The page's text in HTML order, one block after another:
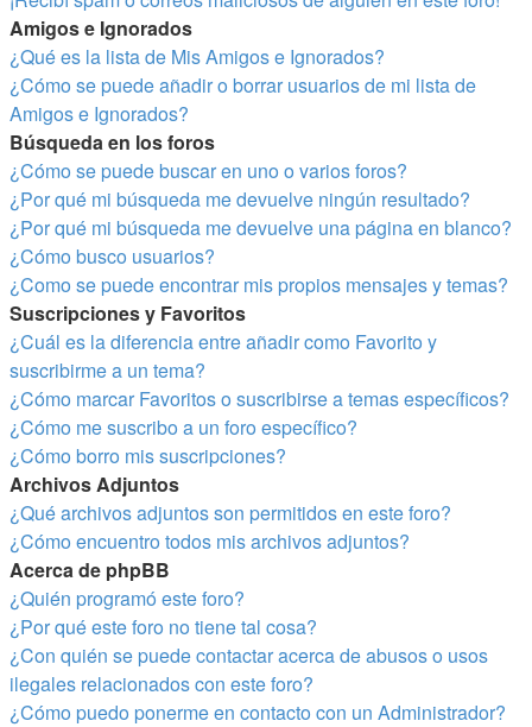
Amigos e Ignorados
¿Qué es la lista de Mis Amigos e Ignorados?
¿Cómo se puede añadir o borrar usuarios de mi lista de
Amigos e Ignorados?
Búsqueda en los foros
¿Cómo se puede buscar en uno o varios foros?
¿Por qué mi búsqueda me devuelve ningún resultado?
¿Por qué mi búsqueda me devuelve una página en blanco?
¿Cómo busco usuarios?
¿Como se puede encontrar mis propios mensajes y temas?
Suscripciones y Favoritos
¿Cuál es la diferencia entre añadir como Favorito y
suscribirme a un tema?
¿Cómo marcar Favoritos o suscribirse a temas específicos?
¿Cómo me suscribo a un foro específico?
¿Cómo borro mis suscripciones?
Archivos Adjuntos
¿Qué archivos adjuntos son permitidos en este foro?
¿Cómo encuentro todos mis archivos adjuntos?
Acerca de phpBB
¿Quién programó este foro?
¿Por qué este foro no tiene tal cosa?
¿Con quién se puede contactar acerca de abusos o usos
ilegales relacionados con este foro?
¿Cómo puedo ponerme en contacto con un Administrador?